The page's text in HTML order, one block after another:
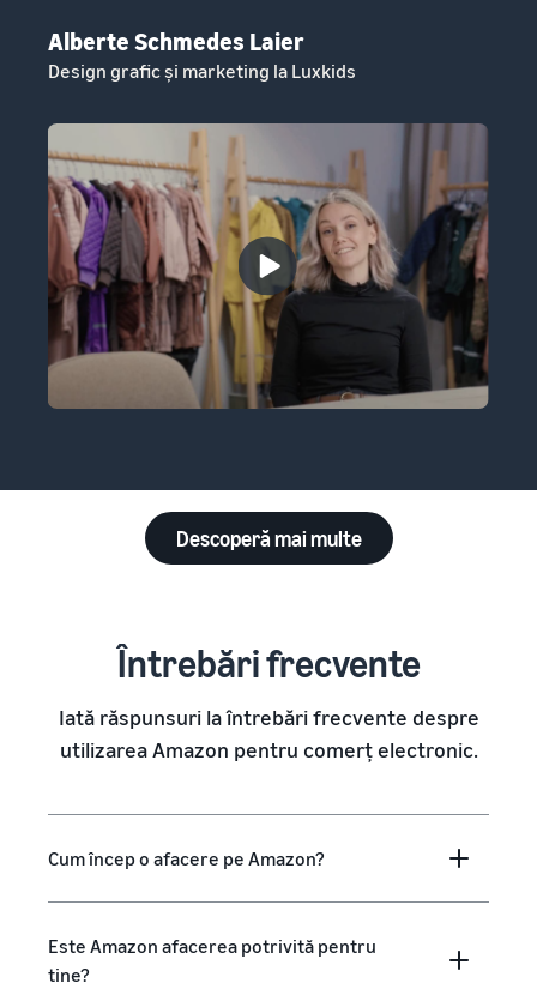
Alberte Schmedes Laier
Design grafic și marketing la Luxkids
Descoperă mai multe
Întrebări frecvente
Iată răspunsuri la întrebări frecvente despre
utilizarea Amazon pentru comerț electronic.
Cum încep o afacere pe Amazon?
Este Amazon afacerea potrivită pentru
tine?